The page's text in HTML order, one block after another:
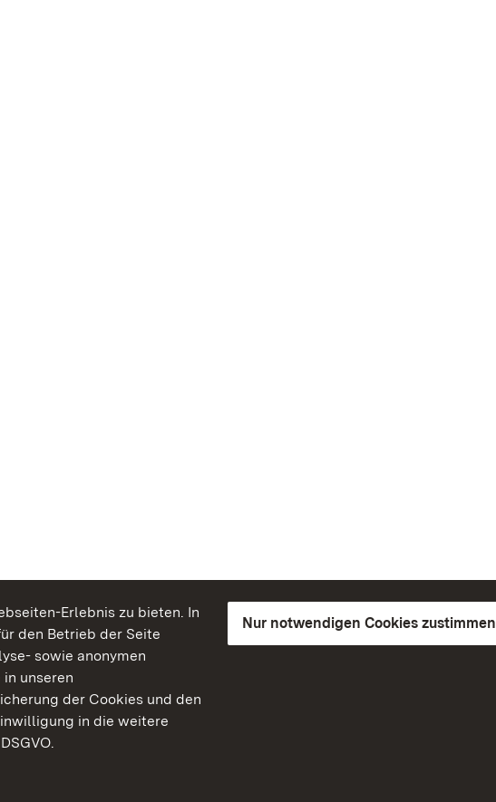
Erlebnis zu bieten. In
den Betrieb der Seite
sowie anonymen
unseren
der Cookies und den
in die weitere
Nur notwendigen Cookies zustimmen